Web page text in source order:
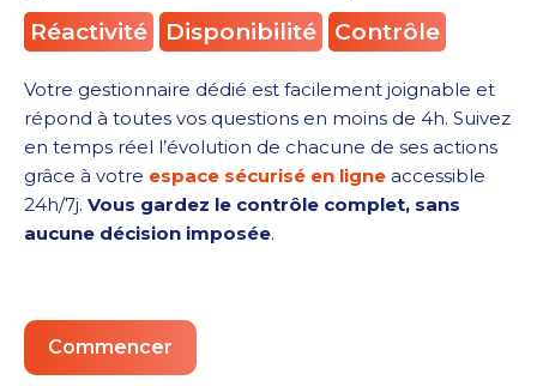
Réactivité Disponibilité Contrôle
Votre gestionnaire dédié est facilement joignable et
répond à toutes vos questions en moins de 4h. Suivez
en temps réel l’évolution de chacune de ses actions
grâce à votre espace sécurisé en ligne accessible
24h/7j. Vous gardez le contrôle complet, sans
aucune décision imposée.
Commencer